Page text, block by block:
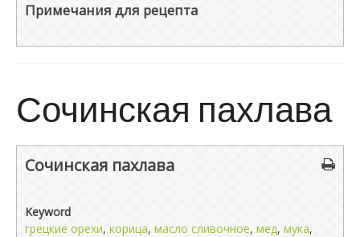
Примечания для рецепта
Сочинская пахлава
Сочинская пахлава
Keyword
грецкие орехи, корица, масло сливочное, мед, мука,